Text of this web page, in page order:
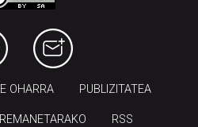
OHARRA PUBLIZITATEA
RSS